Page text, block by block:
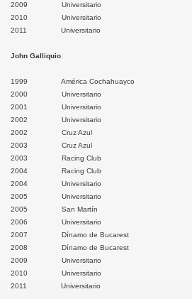
2009 Universitario
2010 Universitario
2011 Universitario
John Galliquio
1999 América Cochahuayco
2000 Universitario
2001 Universitario
2002 Universitario
2002 Cruz Azul
2003 Cruz Azul
2003 Racing Club
2004 Racing Club
2004 Universitario
2005 Universitario
2005 San Martín
2006 Universitario
2007 Dínamo de Bucarest
2008 Dínamo de Bucarest
2009 Universitario
2010 Universitario
2011 Universitario